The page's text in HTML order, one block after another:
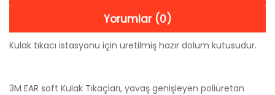
Yorumlar (0)
Kulak tıkacı istasyonu için üretilmiş hazır dolum kutusudur.
3M EAR soft Kulak Tıkaçları, yavaş genişleyen poliüretan